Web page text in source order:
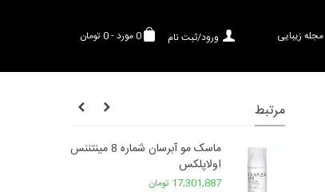
0مورد-0 تومان ورود/ثبت نام مجله زیبایی
مرتبط
ماسک مو آبرسان شماره 8 مینتننس
اولاپلکس
17,301,887 تومان